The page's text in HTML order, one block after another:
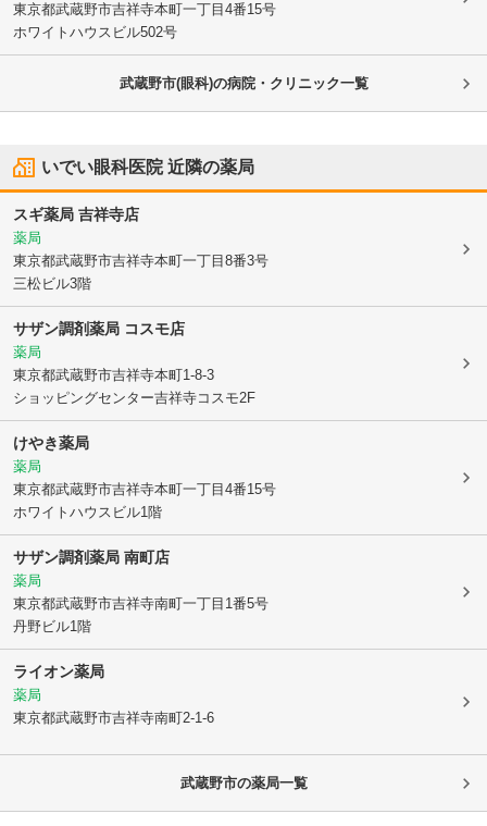
東京都武蔵野市吉祥寺本町一丁目4番15号
ホワイトハウスビル502号
武蔵野市(眼科)の病院・クリニック一覧
いでい眼科医院近隣の薬局
スギ薬局 吉祥寺店
薬局
東京都武蔵野市吉祥寺本町一丁目8番3号
三松ビル3階
サザン調剤薬局 コスモ店
薬局
東京都武蔵野市吉祥寺本町1-8-3
ショッピングセンター吉祥寺コスモ2F
けやき薬局
薬局
東京都武蔵野市吉祥寺本町一丁目4番15号
ホワイトハウスビル1階
サザン調剤薬局 南町店
薬局
東京都武蔵野市吉祥寺南町一丁目1番5号
丹野ビル1階
ライオン薬局
薬局
東京都武蔵野市吉祥寺南町2-1-6
武蔵野市の薬局一覧